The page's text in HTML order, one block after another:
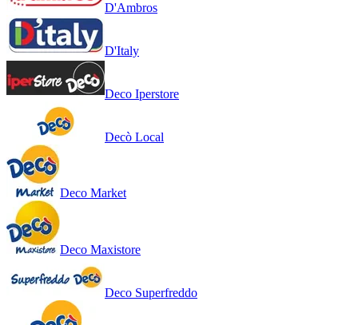
D'Ambros
D'Italy
Deco Iperstore
Decò Local
Deco Market
Deco Maxistore
Deco Superfreddo